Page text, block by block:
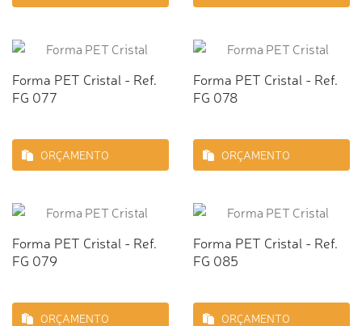
Forma PET Cristal - Ref.
FG 077
ORÇAMENTO
Forma PET Cristal - Ref.
FG 078
ORÇAMENTO
Forma PET Cristal - Ref.
FG 079
ORÇAMENTO
Forma PET Cristal - Ref.
FG 085
ORÇAMENTO